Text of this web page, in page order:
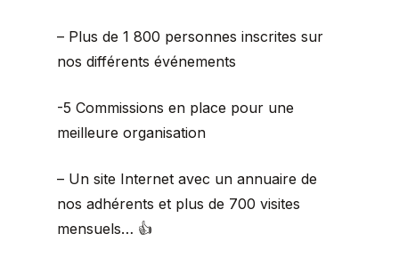
– Plus de 1 800 personnes inscrites sur
nos différents événements
-5 Commissions en place pour une
meilleure organisation
– Un site Internet avec un annuaire de
nos adhérents et plus de 700 visites
mensuels… 👍